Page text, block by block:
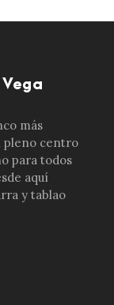
más
pleno centro
para todos
aquí
y tablao